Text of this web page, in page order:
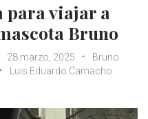
viajar a
Bruno
28 marzo, 2025
Bruno
Luis Eduardo Camacho